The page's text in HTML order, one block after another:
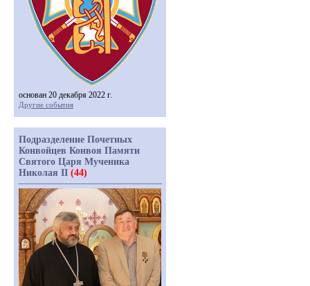
основан 20 декабря 2022 г.
Другие события
Подразделение Почетных
Конвойцев Конвоя Памяти
Святого Царя Мученика
Николая II (44)